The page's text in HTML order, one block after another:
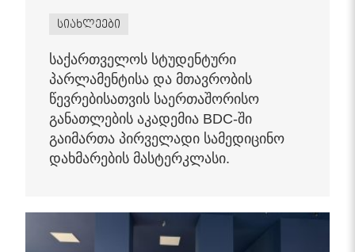
სიახლეები
საქართველოს სტუდენტური
პარლამენტისა და მთავრობის
წევრებისათვის საერთაშორისო
განათლების აკადემია BDC-ში
გაიმართა პირველადი სამედიცინო
დახმარების მასტერკლასი.